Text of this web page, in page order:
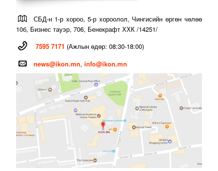
СБД-н 1-р хороо, 5-р хороолол, Чингисийн өргөн чөлөө
10б, Бизнес тауэр, 706, Бенекрафт ХХК /14251/
7595 7171 (Ажлын өдөр: 08:30-18:00)
news@ikon.mn, info@ikon.mn